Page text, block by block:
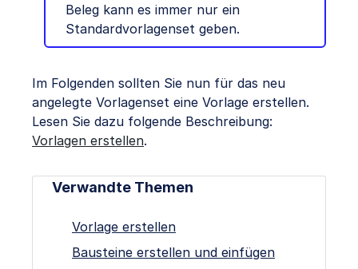
Beleg kann es immer nur ein
Standardvorlagenset geben.
Im Folgenden sollten Sie nun für das neu
angelegte Vorlagenset eine Vorlage erstellen.
Lesen Sie dazu folgende Beschreibung:
Vorlagen erstellen.
Verwandte Themen
Vorlage erstellen
Bausteine erstellen und einfügen